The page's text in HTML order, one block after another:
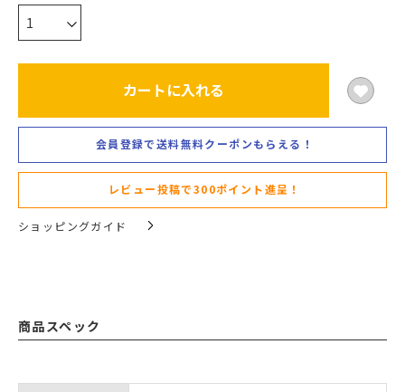
カートに入れる
会員登録で送料無料クーポンもらえる！
レビュー投稿で300ポイント進呈！
ショッピングガイド
商品スペック